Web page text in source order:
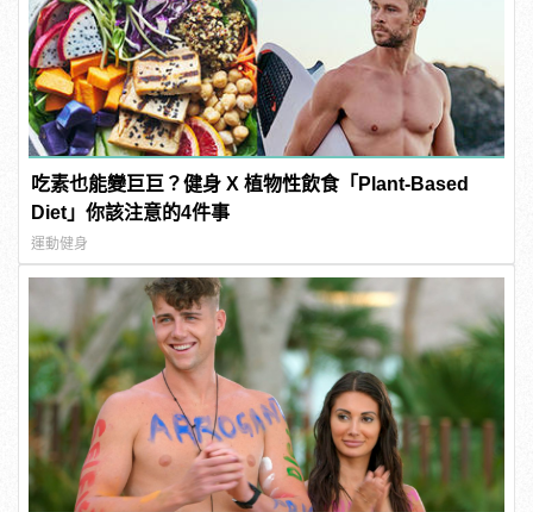
吃素也能變巨巨？健身 X 植物性飲食「Plant-Based
Diet」你該注意的4件事
運動健身